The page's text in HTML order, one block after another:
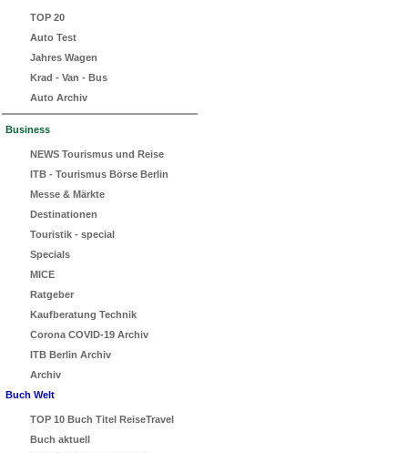
TOP 20
Auto Test
Jahres Wagen
Krad - Van - Bus
Auto Archiv
Business
NEWS Tourismus und Reise
ITB - Tourismus Börse Berlin
Messe & Märkte
Destinationen
Touristik - special
Specials
MICE
Ratgeber
Kaufberatung Technik
Corona COVID-19 Archiv
ITB Berlin Archiv
Archiv
Buch Welt
TOP 10 Buch Titel ReiseTravel
Buch aktuell